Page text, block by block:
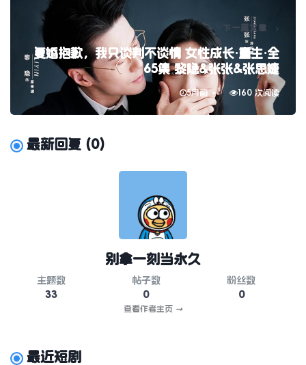
下一篇文章
复婚抱歉，我只谈判不谈情 女性成长·重生·全
65集 黎隐&张张&张思婕
5月前 160 次阅读
最新回复 (0)
别拿一刻当永久
主题数
33
帖子数
0
粉丝数
0
查看作者主页 →
最近短剧